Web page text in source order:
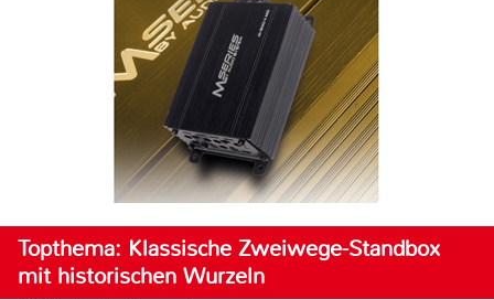
Topthema: Klassische Zweiwege-Standbox
mit historischen Wurzeln